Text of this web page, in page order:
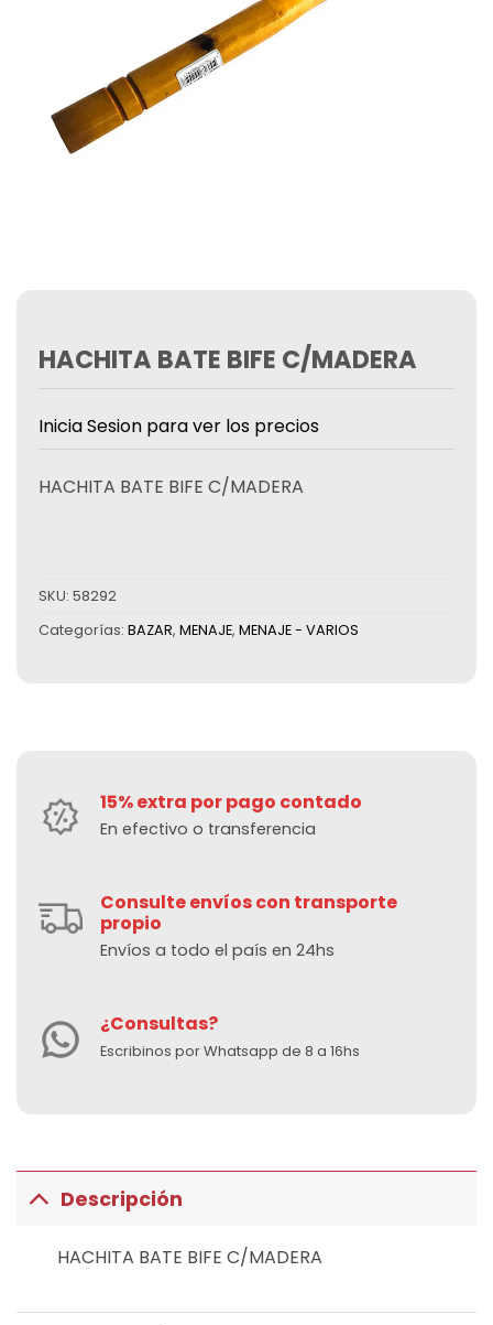
HACHITA BATE BIFE C/MADERA
Inicia Sesion para ver los precios
HACHITA BATE BIFE C/MADERA
SKU: 58292
Categorías: BAZAR, MENAJE, MENAJE - VARIOS
15% extra por pago contado
En efectivo o transferencia
Consulte envíos con transporte
propio
Envíos a todo el país en 24hs
¿Consultas?
Escribinos por Whatsapp de 8 a 16hs
Descripción
HACHITA BATE BIFE C/MADERA